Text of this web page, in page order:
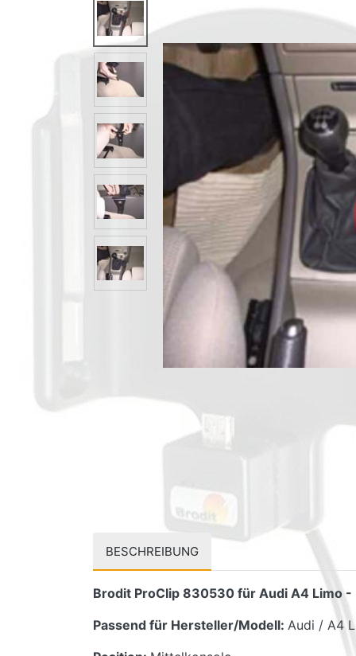
BESCHREIBUNG
Brodit ProClip 830530 für Audi A4 Limo
Passend für Hersteller/Modell: Audi / A4